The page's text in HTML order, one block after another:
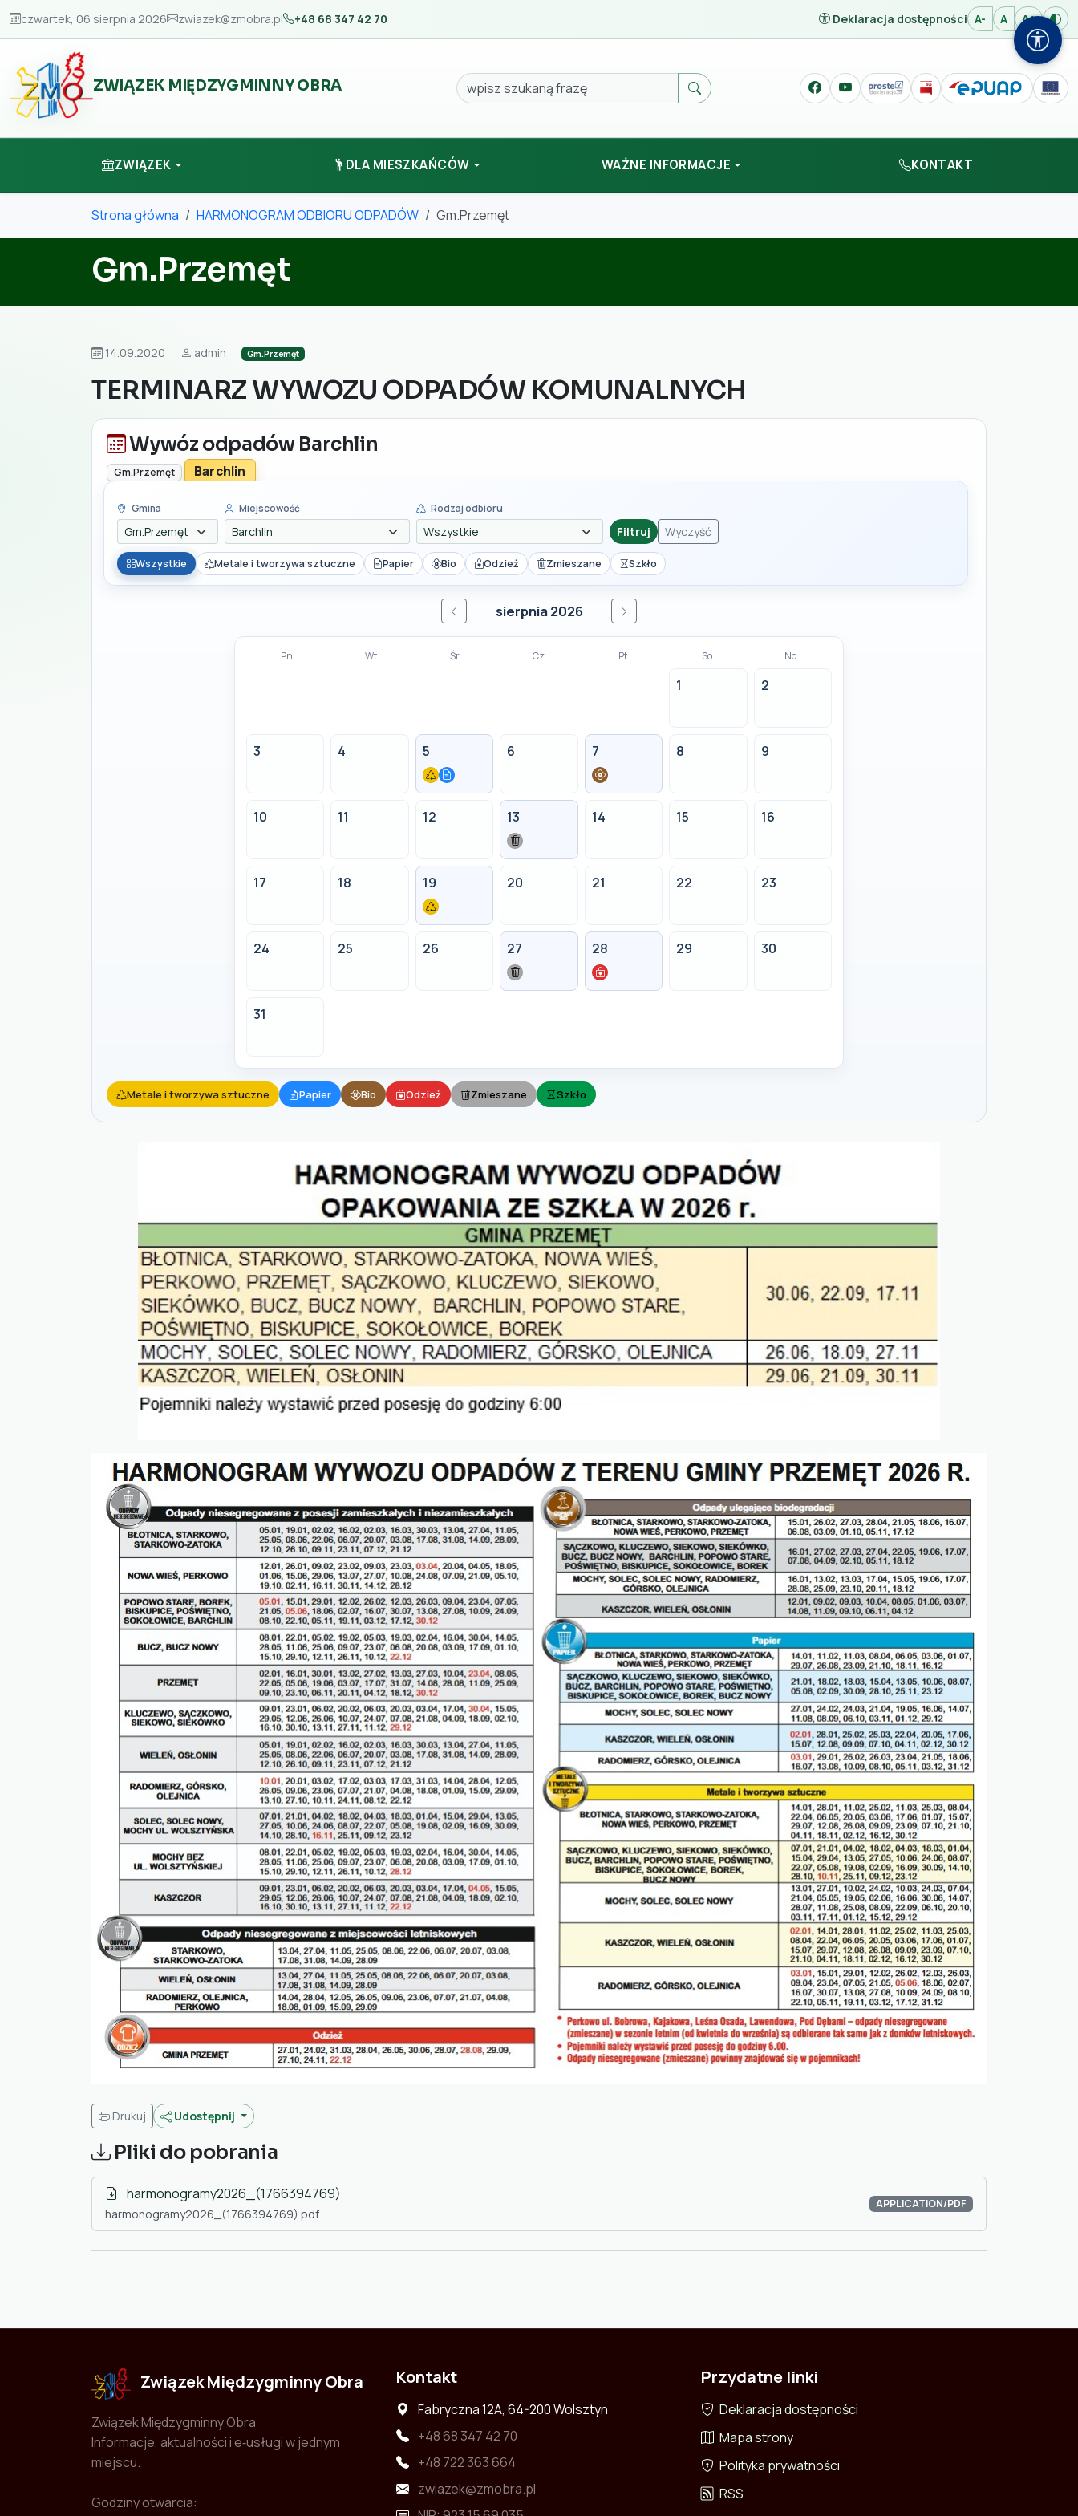
czwartek, 06 sierpnia 2026 zwiazek@zmobra.pl +48 68 347 42 70 Deklaracja dostępności A- A A+
ZWIĄZEK MIĘDZYGMINNY OBRA Szukaj
ZWIĄZEK DLA MIESZKAŃCÓW WAŻNE INFORMACJE KONTAKT
Strona główna HARMONOGRAM ODBIORU ODPADÓW Gm.Przemęt
Gm.Przemęt
14.09.2020 admin Gm.Przemęt
TERMINARZ WYWOZU ODPADÓW KOMUNALNYCH
Wywóz odpadów Barchlin
Gm.Przemęt Barchlin
Gmina Miejscowość Rodzaj odbioru
Filtruj Wyczyść
Wszystkie Metale i tworzywa sztuczne Papier Bio Odzież Zmieszane Szkło
sierpnia 2026
Pn Wt Śr Cz Pt So Nd
1 2
3 4 5 6 7 8 9
10 11 12 13 14 15 16
17 18 19 20 21 22 23
24 25 26 27 28 29 30
31
Metale i tworzywa sztuczne Papier Bio Odzież Zmieszane Szkło
Drukuj Udostępnij
Pliki do pobrania
harmonogramy2026_(1766394769)
harmonogramy2026_(1766394769).pdf
APPLICATION/PDF
Związek Międzygminny Obra
Związek Międzygminny Obra
Informacje, aktualności i e‑usługi w jednym
miejscu.
Godziny otwarcia:
Kontakt
Fabryczna 12A, 64-200 Wolsztyn
+48 68 347 42 70
+48 722 363 664
zwiazek@zmobra.pl
Przydatne linki
Deklaracja dostępności
Mapa strony
Polityka prywatności
RSS